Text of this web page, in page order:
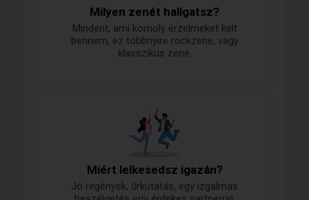
Milyen zenét hallgatsz?
Mindent, ami komoly érzelmeket kelt
bennem, ez többnyire rockzene, vagy
klasszikus zene.
Miért lelkesedsz igazán?
Jó regények, űrkutatás, egy izgalmas